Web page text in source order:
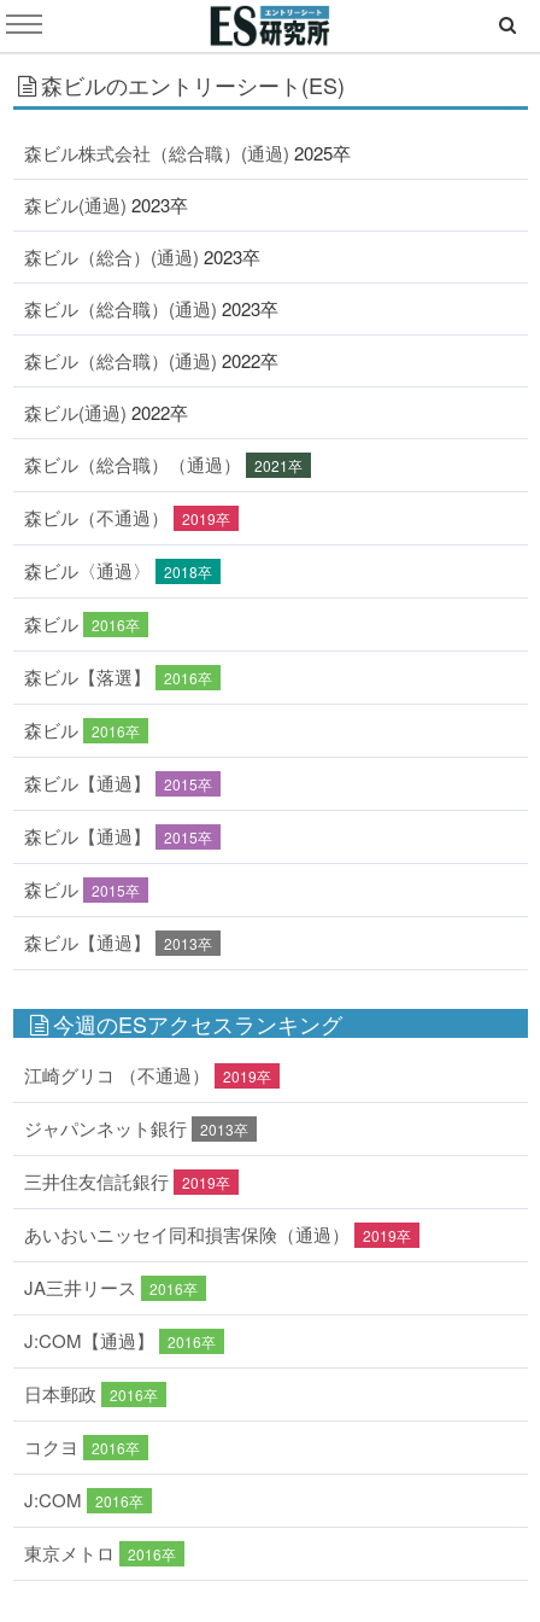
森ビルのエントリーシート(ES)
森ビル株式会社（総合職）(通過) 2025卒
森ビル(通過) 2023卒
森ビル（総合）(通過) 2023卒
森ビル（総合職）(通過) 2023卒
森ビル（総合職）(通過) 2022卒
森ビル(通過) 2022卒
森ビル（総合職）（通過） 2021卒
森ビル（不通過） 2019卒
森ビル〈通過〉 2018卒
森ビル 2016卒
森ビル【落選】 2016卒
森ビル 2016卒
森ビル【通過】 2015卒
森ビル【通過】 2015卒
森ビル 2015卒
森ビル【通過】 2013卒
今週のESアクセスランキング
江崎グリコ （不通過） 2019卒
ジャパンネット銀行 2013卒
三井住友信託銀行 2019卒
あいおいニッセイ同和損害保険（通過） 2019卒
JA三井リース 2016卒
J:COM【通過】 2016卒
日本郵政 2016卒
コクヨ 2016卒
J:COM 2016卒
東京メトロ 2016卒